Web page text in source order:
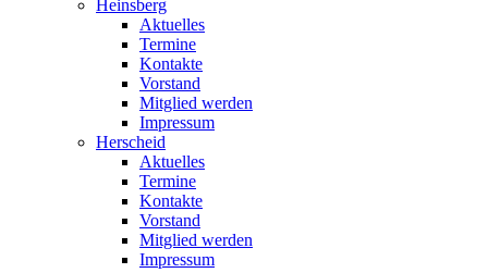
Heinsberg
Aktuelles
Termine
Kontakte
Vorstand
Mitglied werden
Impressum
Herscheid
Aktuelles
Termine
Kontakte
Vorstand
Mitglied werden
Impressum